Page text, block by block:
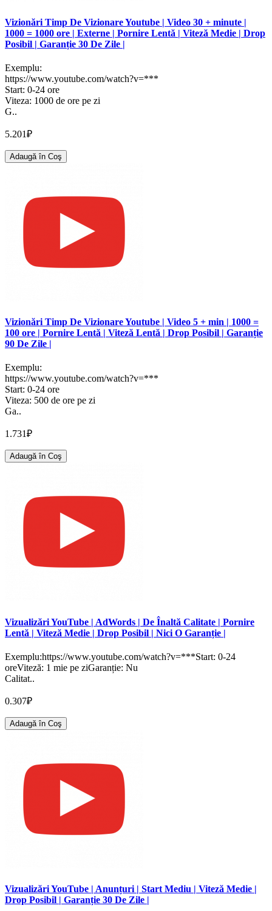
Vizionări Timp De Vizionare Youtube | Video 30 + minute |
1000 = 1000 ore | Externe | Pornire Lentă | Viteză Medie | Drop
Posibil | Garanție 30 De Zile |
Exemplu:
https://www.youtube.com/watch?v=***
Start: 0-24 ore
Viteza: 1000 de ore pe zi
G..
5.201₽
Adaugă în Coş
Vizionări Timp De Vizionare Youtube | Video 5 + min | 1000 =
100 ore | Pornire Lentă | Viteză Lentă | Drop Posibil | Garanție
90 De Zile |
Exemplu:
https://www.youtube.com/watch?v=***
Start: 0-24 ore
Viteza: 500 de ore pe zi
Ga..
1.731₽
Adaugă în Coş
Vizualizări YouTube | AdWords | De Înaltă Calitate | Pornire
Lentă | Viteză Medie | Drop Posibil | Nici O Garanție |
Exemplu:https://www.youtube.com/watch?v=***Start: 0-24
oreViteză: 1 mie pe ziGaranție: Nu
Calitat..
0.307₽
Adaugă în Coş
Vizualizări YouTube | Anunțuri | Start Mediu | Viteză Medie |
Drop Posibil | Garanție 30 De Zile |